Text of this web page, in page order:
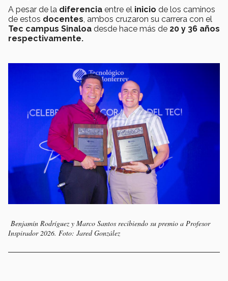
A pesar de la diferencia entre el inicio de los caminos
de estos docentes , ambos cruzaron su carrera con el
Tec campus Sinaloa desde hace más de 20 y 36 años
respectivamente.
Benjamín Rodríguez y Marco Santos recibiendo su premio a Profesor
Inspirador 2026. Foto: Jared González